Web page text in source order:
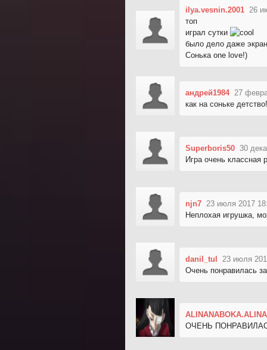
ilya.vesnin.2001 26
топ
играл сутки
было дело даже
Сонька one love!)
андрей1984 27
как на соньке
Superboris50 30
Игра очень классная
njn7 23 июля 2017
Неплохая игрушка,
danil_tul
23 июля
Очень понравилась
ОЧЕНЬ